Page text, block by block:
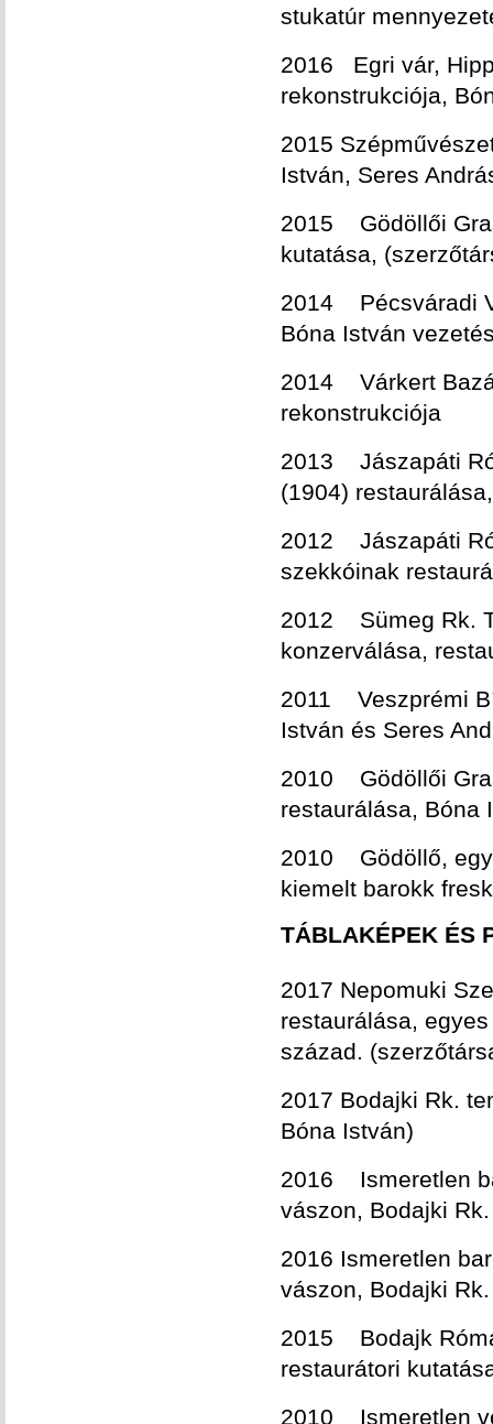
stukatúr
2016 Egri vár,
rekonstrukciója,
2015
István, Seres
2015 Gödöllői
kutatása,
2014 Pécsváradi
Bóna István
2014 Várkert
rekonstrukciója
2013 Jászapáti
(1904)
2012 Jászapáti
szekkóinak
2012 Sümeg Rk.
konzerválása,
2011 Veszprémi
István és Seres
2010 Gödöllői
restaurálása,
2010 Gödöllő, egy
kiemelt barokk
TÁBLAKÉPEK ÉS
2017 Nepomuki
restaurálása,
század.
2017 Bodajki Rk.
Bóna István)
2016 Ismeretlen
vászon, Bodajki
2016 Ismeretlen
vászon, Bodajki
2015 Bodajk
restaurátori
2010 Ismeretlen